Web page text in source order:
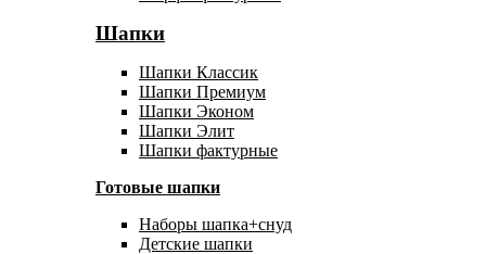
Шапки
Шапки Классик
Шапки Премиум
Шапки Эконом
Шапки Элит
Шапки фактурные
Готовые шапки
Наборы шапка+снуд
Детские шапки